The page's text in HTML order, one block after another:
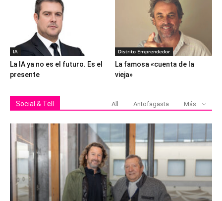
IA
La IA ya no es el futuro. Es el
presente
Distrito Emprendedor
La famosa «cuenta de la
vieja»
Social & Tell All Antofagasta Más